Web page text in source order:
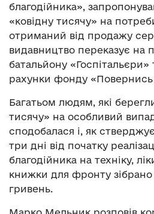
благодійника»,
«ковідну тисячу» на
отриманий від продажу
видавництво переказує на
батальйону «Госпітальєри»
рахунки фонду
Багатьом людям, які
тисячу» на особливий
сподобалася і, як
три дні від початку
благодійника на техніку,
книжки для фронту
гривень.